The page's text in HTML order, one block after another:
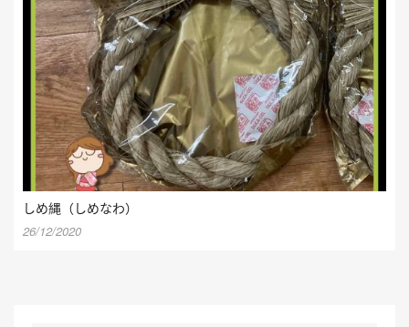
しめ縄（しめなわ）
26/12/2020